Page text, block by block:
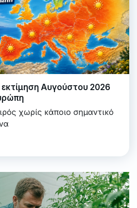
Αυγούστου 2026
χωρίς κάποιο σημαντικό